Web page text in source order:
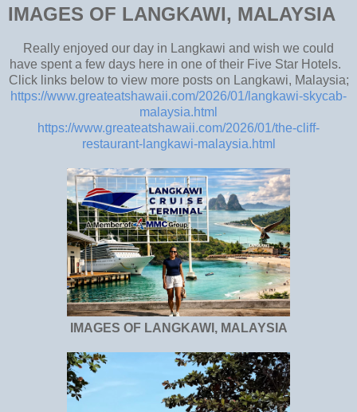
IMAGES OF LANGKAWI, MALAYSIA
Really enjoyed our day in Langkawi and wish we could
have spent a few days here in one of their Five Star Hotels.
Click links below to view more posts on Langkawi, Malaysia;
https://www.greateatshawaii.com/2026/01/langkawi-skycab-
malaysia.html
https://www.greateatshawaii.com/2026/01/the-cliff-
restaurant-langkawi-malaysia.html
IMAGES OF LANGKAWI, MALAYSIA